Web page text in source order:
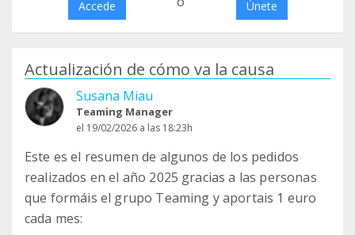
Accede Únete
Actualización de cómo va la causa
Susana Miau
Teaming Manager
el 19/02/2026 a las 18:23h
Este es el resumen de algunos de los pedidos
realizados en el año 2025 gracias a las personas
que formáis el grupo Teaming y aportais 1 euro
cada mes: